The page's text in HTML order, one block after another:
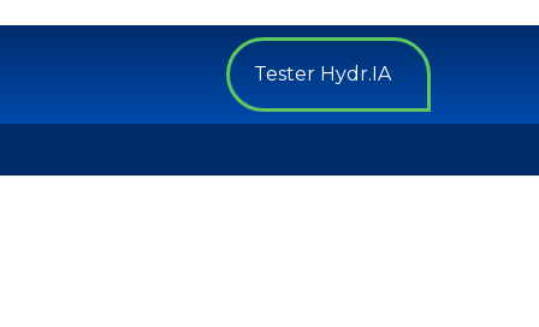
Tester Hydr.IA